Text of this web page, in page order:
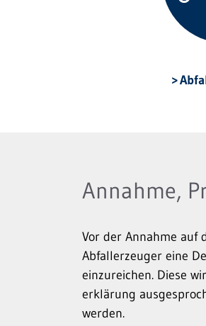
Annahme,
Vor der Annahme auf
Abfallerzeuger eine
einzureichen. Diese
erklärung
werden.